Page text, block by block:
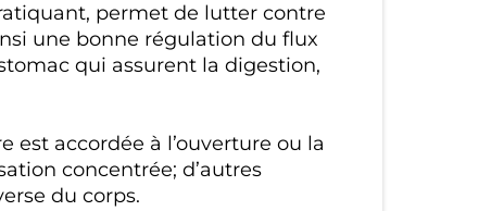
permet de lutter contre
une bonne régulation du flux
qui assurent la digestion,
est accordée à l’ouverture ou la
concentrée; d’autres
du corps.